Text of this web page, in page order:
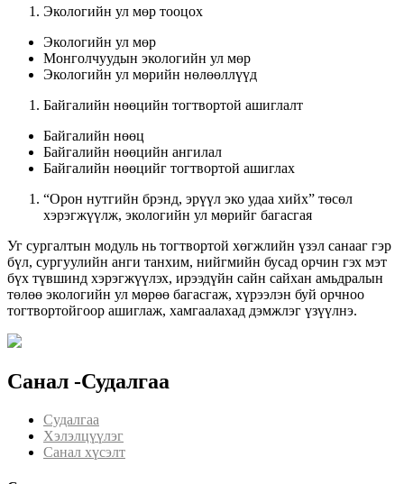
Экологийн ул мөр тооцох
Экологийн ул мөр
Монголчуудын экологийн ул мөр
Экологийн ул мөрийн нөлөөллүүд
Байгалийн нөөцийн тогтвортой ашиглалт
Байгалийн нөөц
Байгалийн нөөцийн ангилал
Байгалийн нөөцийг тогтвортой ашиглах
“Орон нутгийн брэнд, эрүүл эко удаа хийх” төсөл
хэрэгжүүлж, экологийн ул мөрийг багасгая
Уг сургалтын модуль нь тогтвортой хөгжлийн үзэл санааг гэр
бүл, сургуулийн анги танхим, нийгмийн бусад орчин гэх мэт
бүх түвшинд хэрэгжүүлэх, ирээдүйн сайн сайхан амьдралын
төлөө экологийн ул мөрөө багасгаж, хүрээлэн буй орчноо
тогтвортойгоор ашиглаж, хамгаалахад дэмжлэг үзүүлнэ.
Санал -Судалгаа
Судалгаа
Хэлэлцүүлэг
Санал хүсэлт